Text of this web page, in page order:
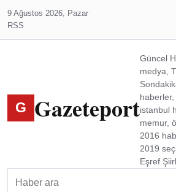
9 Ağustos 2026, Pazar
RSS
G Gazeteport
Güncel
medya,
istanbul
memur,
2016
2019
Eşref